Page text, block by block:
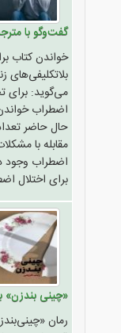
گفت‌وگو با
خواندن کتاب
می‌گوید: برای
اضطراب
حال حاضر
مقابله با
اضطراب وجود
برای اختلال
«چینی بندزن»
رمان